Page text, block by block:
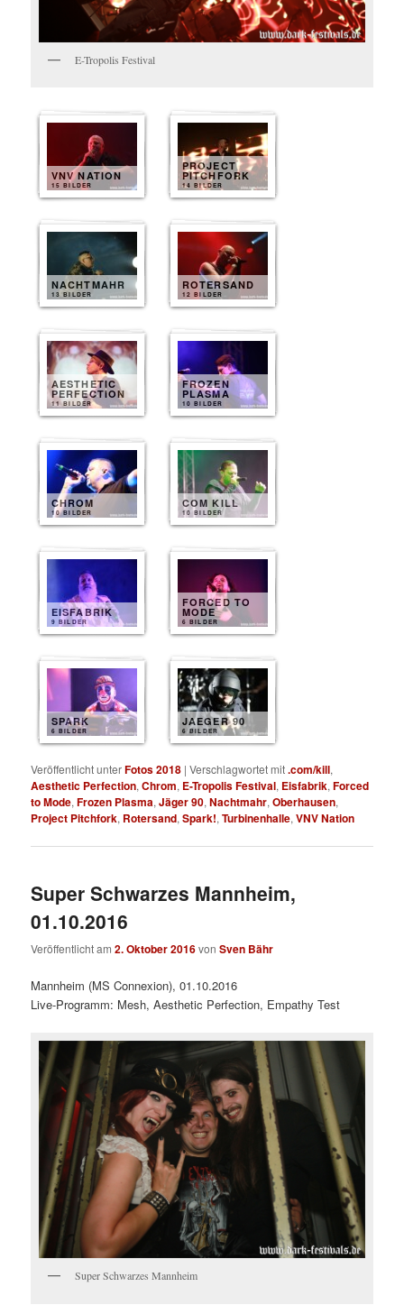
E-Tropolis Festival
VNV NATION
15 BILDER
PROJECT
PITCHFORK
14 BILDER
NACHTMAHR
13 BILDER
ROTERSAND
12 BILDER
AESTHETIC
PERFECTION
11 BILDER
FROZEN
PLASMA
10 BILDER
CHROM
10 BILDER
COM KILL
10 BILDER
EISFABRIK
9 BILDER
FORCED TO
MODE
6 BILDER
SPARK
6 BILDER
JAEGER 90
6 BILDER
Veröffentlicht unterFotos 2018 |Verschlagwortet mit.com/kill,
Aesthetic Perfection,Chrom, E-Tropolis Festival, Eisfabrik,Forced
to Mode,Frozen Plasma,Jäger 90,Nachtmahr,Oberhausen,
Project Pitchfork, Rotersand,Spark!,Turbinenhalle,VNV Nation
Super Schwarzes Mannheim,
01.10.2016
Veröffentlicht am2. Oktober 2016vonSven Bähr
Mannheim (MS Connexion), 01.10.2016
Live-Programm: Mesh, Aesthetic Perfection, Empathy Test
Super Schwarzes Mannheim